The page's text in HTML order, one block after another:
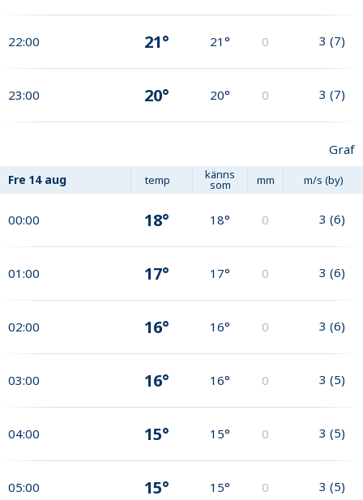
22:00 21° 21° 0 3 (7)
23:00 20° 20° 0 3 (7)
Graf
Fre 14 aug temp känns
som mm m/s (by)
00:00 18° 18° 0 3 (6)
01:00 17° 17° 0 3 (6)
02:00 16° 16° 0 3 (6)
03:00 16° 16° 0 3 (5)
04:00 15° 15° 0 3 (5)
05:00 15° 15° 0 3 (5)